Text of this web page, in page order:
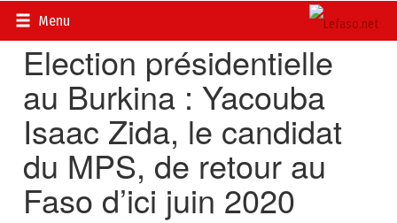
Menu
Accueil>
Election présidentielle
au Burkina : Yacouba
Isaac Zida, le candidat
du MPS, de retour au
Faso d’ici juin 2020